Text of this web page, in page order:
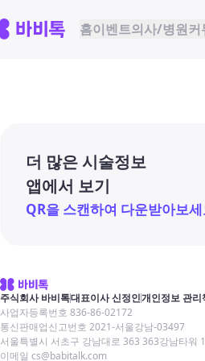
홈이벤트의사/병원커
더 많은 시술정보
앱에서 보기
QR을 스캔하여 다운받아보세
주식회사 바비톡대표이사 신정인개인정보 관리
사업자등록번호 836-86-02172
통신판매업신고번호 2021-서울강남-03497
서울특별시 서초구 강남대로 363 363강남타워
이메일 cs@babitalk.com